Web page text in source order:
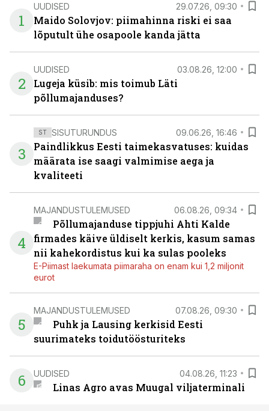
1
UUDISED 29.07.26, 09:30
Maido Solovjov: piimahinna riski ei saa
lõputult ühe osapoole kanda jätta
2
UUDISED 03.08.26, 12:00
Lugeja küsib: mis toimub Läti
põllumajanduses?
3
ST SISUTURUNDUS 09.06.26, 16:46
Paindlikkus Eesti taimekasvatuses: kuidas
määrata ise saagi valmimise aega ja
kvaliteeti
4
MAJANDUSTULEMUSED 06.08.26, 09:34
Põllumajanduse tippjuhi Ahti Kalde
firmades käive üldiselt kerkis, kasum samas
nii kahekordistus kui ka sulas pooleks
E-Piimast laekumata piimaraha on enam kui 1,2 miljonit
eurot
5
MAJANDUSTULEMUSED 07.08.26, 09:30
Puhk ja Lausing kerkisid Eesti
suurimateks toidutöösturiteks
6 UUDISED 04.08.26, 11:23
Linas Agro avas Muugal viljaterminali